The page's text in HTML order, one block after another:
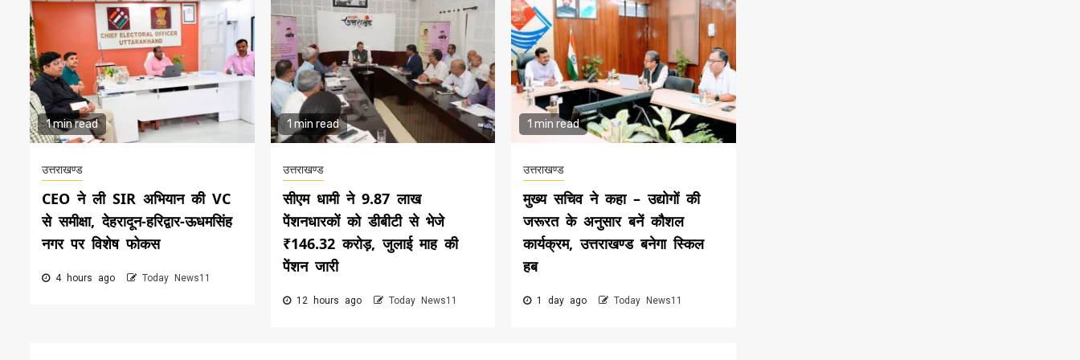
1 min read
उत्तराखण्ड
CEO ने ली SIR अभियान की VC
से समीक्षा, देहरादून-हरिद्वार-ऊधमसिंह
नगर पर विशेष फोकस
4 hours ago Today News11
1 min read
उत्तराखण्ड
सीएम धामी ने 9.87 लाख
पेंशनधारकों को डीबीटी से भेजे
₹146.32 करोड़, जुलाई माह की
पेंशन जारी
12 hours ago Today News11
1 min read
उत्तराखण्ड
मुख्य सचिव ने कहा – उद्योगों की
जरूरत के अनुसार बनें कौशल
कार्यक्रम, उत्तराखण्ड बनेगा स्किल
हब
1 day ago Today News11